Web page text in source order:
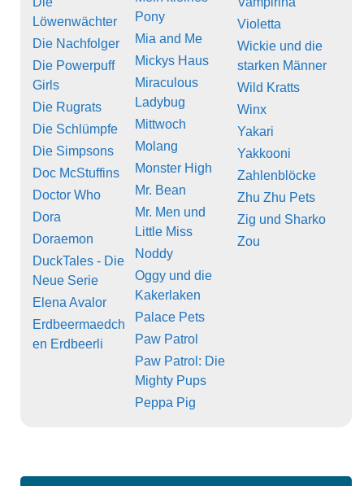
Löwenwächter
Die Nachfolger
Die Powerpuff
Girls
Die Rugrats
Die Schlümpfe
Die Simpsons
Doc McStuffins
Doctor Who
Dora
Doraemon
DuckTales - Die
Neue Serie
Elena Avalor
Erdbeermaedch
en Erdbeerli
Pony
Mia and Me
Mickys Haus
Miraculous
Ladybug
Mittwoch
Molang
Monster High
Mr. Bean
Mr. Men und
Little Miss
Noddy
Oggy und die
Kakerlaken
Palace Pets
Paw Patrol
Paw Patrol: Die
Mighty Pups
Peppa Pig
Violetta
Wickie und die
starken Männer
Wild Kratts
Winx
Yakari
Yakkooni
Zahlenblöcke
Zhu Zhu Pets
Zig und Sharko
Zou